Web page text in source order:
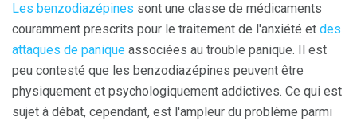
Les benzodiazépines sont une classe de médicaments
couramment prescrits pour le traitement de l'anxiété et des
attaques de panique associées au trouble panique. Il est
peu contesté que les benzodiazépines peuvent être
physiquement et psychologiquement addictives. Ce qui est
sujet à débat, cependant, est l'ampleur du problème parmi